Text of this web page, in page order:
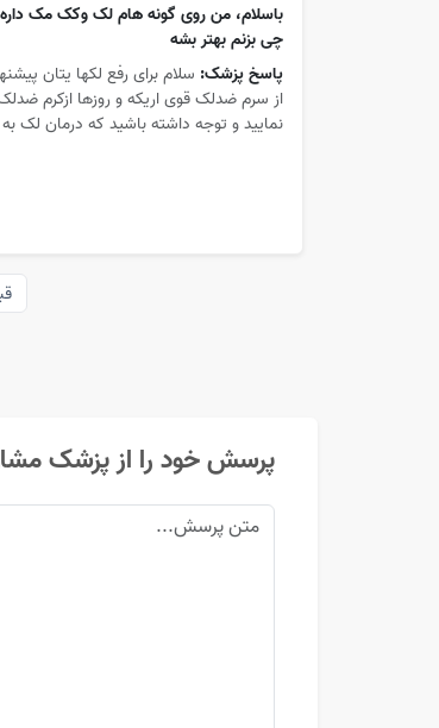
باسلام، من روی گونه هام لک وکک مک
چی بزنم بهتر بشه
پاسخ پزشک: سلام برای رفع لکها یتان
از سرم ضدلک قوی اریکه و روزها ازکرم
نمایید و توجه داشته باشید که درمان لک به 9...
پرسش خود را از پزشک